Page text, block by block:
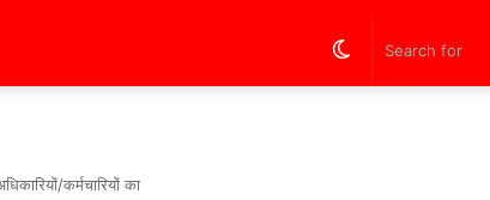
Switch
कर्मचारियों का